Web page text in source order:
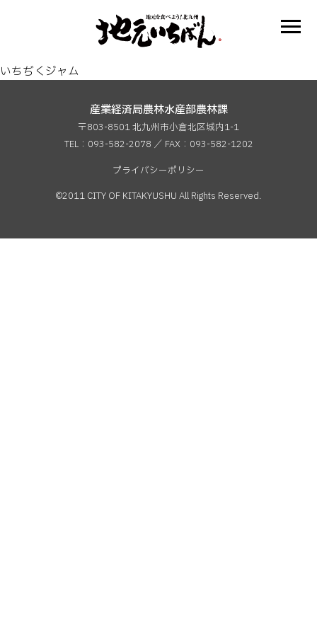
いちぢくジャム
産業経済局農林水産部農林課
〒803-8501 北九州市小倉北区城内1-1
TEL：093-582-2078 ／ FAX： 093-582-1202
プライバシーポリシー
©2011 CITY OF KITAKYUSHU All Rights Reserved.